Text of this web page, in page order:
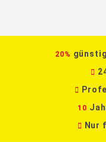
20%
10
Nur